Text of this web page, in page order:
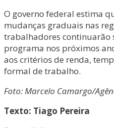
O governo federal estima
mudanças graduais nas
trabalhadores continuarão
programa nos próximos
aos critérios de renda,
formal de trabalho.
Foto: Marcelo Camargo/
Texto: Tiago Pereira